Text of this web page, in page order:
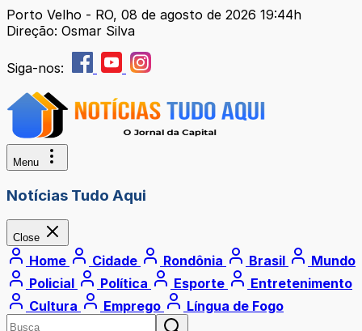
Porto Velho - RO, 08 de agosto de 2026 19:44h
Direção: Osmar Silva
Siga-nos:
Menu
Notícias Tudo Aqui
Close
Home Cidade Rondônia Brasil
Mundo
Policial
Política Esporte
Entretenimento
Cultura
Emprego Língua de Fogo